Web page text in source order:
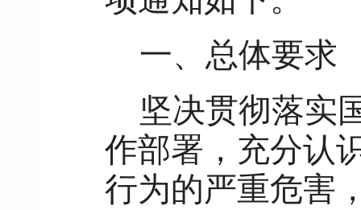
一、总体要求
坚决贯彻落实
作部署，充分认
行为的严重危害